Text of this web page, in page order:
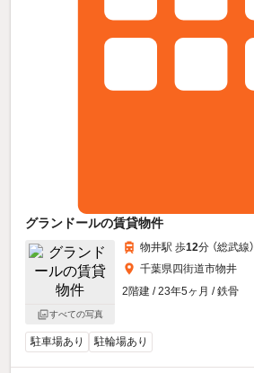
グランドールの賃貸物件
すべての写真
物井駅 歩12分 （総武線）
千葉県四街道市物井
2階建 / 23年5ヶ月 / 鉄骨
駐車場あり 駐輪場あり